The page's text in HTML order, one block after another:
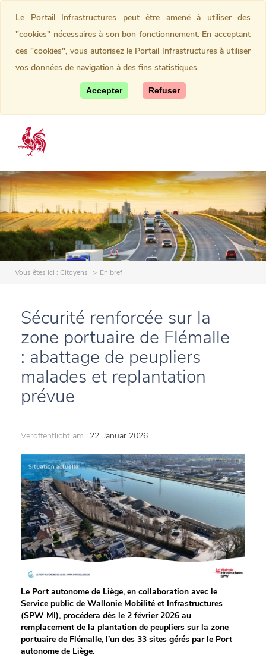
Vous êtes ici : Citoyens En bref
Sécurité renforcée sur la
zone portuaire de Flémalle
: abattage de peupliers
malades et replantation
prévue
Veröffentlicht am : 22. Januar 2026
Le Port autonome de Liège, en collaboration avec le
Service public de Wallonie Mobilité et Infrastructures
(SPW MI), procédera dès le 2 février 2026 au
remplacement de la plantation de peupliers sur la zone
portuaire de Flémalle, l’un des 33 sites gérés par le Port
autonome de Liège.
Le Portail Infrastructures peut être amené à utiliser des
"cookies" nécessaires à son bon fonctionnement. En acceptant
ces "cookies", vous autorisez le Portail Infrastructures à utiliser
vos données de navigation à des fins statistiques.
Accepter Refuser